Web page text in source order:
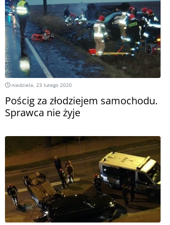
niedziela, 23 lutego 2020
Pościg za złodziejem samochodu.
Sprawca nie żyje